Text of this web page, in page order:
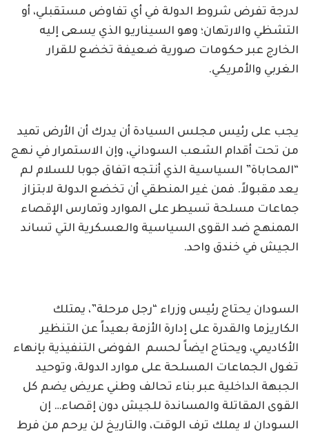
لدرجة تفرض شروط الدولة في أي تفاوض مستقبلي، أو
التشظي والارتهان؛ وهو السيناريو الذي يسعى إليه
الخارج عبر حكومات صورية ضعيفة تخضع للقرار
الغربي والأمريكي.
يجب على رئيس مجلس السيادة أن يدرك أن الأرض تميد
من تحت أقدام الشعب السوداني، وإن الاستمرار في نهج
“المحاباة” السياسية الذي أنتجه اتفاق جوبا للسلام لم
يعد مقبولاً. فمن غير المنطقي أن تخضع الدولة لابتزاز
جماعات مسلحة تسيطر على الموارد وتمارس الإقصاء
الممنهج ضد القوى السياسية والعسكرية التي تساند
الجيش في خندق واحد.
السودان يحتاج رئيس وزراء “رجل مرحلة”، يمتلك
الكاريزما والقدرة على إدارة الأزمة بعيداً عن التنظير
الأكاديمي، ويحتاج ايضاً لحسم الفوضى التنفيذية بإنهاء
تغول الجماعات المسلحة على موارد الدولة، وتوحيد
الجبهة الداخلية عبر بناء تحالف وطني عريض يضم كل
القوى المقاتلة والمساندة للجيش دون إقصاء… إن
السودان لا يملك ترف الوقت، والتاريخ لن يرحم من فرط